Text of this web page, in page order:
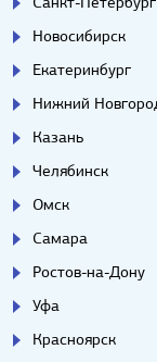
Новосибирск
Екатеринбург
Нижний
Казань
Челябинск
Омск
Самара
Ростов-на-Дону
Уфа
Красноярск